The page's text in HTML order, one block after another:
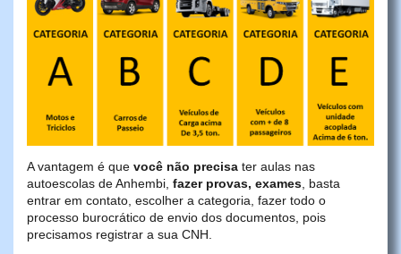
A vantagem é que você não precisa ter aulas nas
autoescolas de Anhembi, fazer provas, exames, basta
entrar em contato, escolher a categoria, fazer todo o
processo burocrático de envio dos documentos, pois
precisamos registrar a sua CNH.